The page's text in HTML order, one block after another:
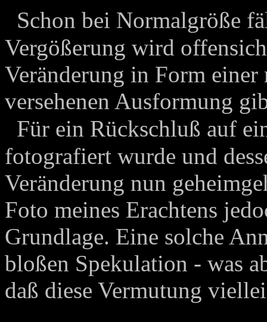
Schon bei Normalgröße
Vergößerung wird
Veränderung in Form
versehenen Ausformung
Für ein Rückschluß auf
fotografiert wurde und
Veränderung nun
Foto meines Erachtens
Grundlage. Eine solche
bloßen Spekulation - was
daß diese Vermutung